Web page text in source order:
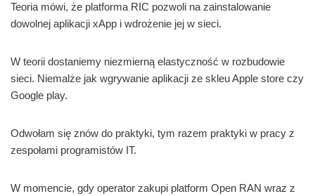
Teoria mówi, że platforma RIC pozwoli na zainstalowanie
dowolnej aplikacji xApp i wdrożenie jej w sieci.
W teorii dostaniemy niezmierną elastyczność w rozbudowie
sieci. Niemalże jak wgrywanie aplikacji ze skleu Apple store czy
Google play.
Odwołam się znów do praktyki, tym razem praktyki w pracy z
zespołami programistów IT.
W momencie, gdy operator zakupi platform Open RAN wraz z